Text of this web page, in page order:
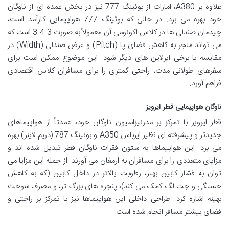
علاوه بر A380، امارات از بوئینگ 777 نیز در بخش عمده ای از ناوگان
خود بهره می برد. در حالی که بوئینگ 777 هواپیمایی کارآمد است،
چیدمان صندلی ها در کلاس اکونومی آن معمولاً به صورت 3-4-3 است که
می تواند منجر به کاهش فضای پا (Pitch) و عرض صندلی (Width) در
مقایسه با برخی ایرلاین های دیگر شود. این موضوع ممکن است برای
سفرهای طولانی مدت، راحتی کمتری را برای مسافران کلاس اقتصادی
فراهم آورد.
ناوگان هواپیمایی قطر ایرویز
قطر ایرویز با تمرکز بر مدرنیزاسیون ناوگان خود، عمدتاً از هواپیماهای
جدیدتر و پیشرفته ای نظیر ایرباس A350 و بوئینگ 787 (دریم لاینر) بهره
می برد. این هواپیماها به ستون فقرات ناوگان قطر تبدیل شده اند و
مزایای متعددی را برای مسافران به ارمغان می آورند. از جمله این مزایا می
توان به فشار کابین بهتر، رطوبت بالاتر در داخل کابین (که به کاهش
خستگی و جت لگ کمک می کند)، پنجره های بزرگ تر، و مصرف سوخت
بهینه اشاره کرد. طراحی داخلی این هواپیماها نیز با تمرکز بر راحتی و
فضای بیشتر مسافر انجام شده است.